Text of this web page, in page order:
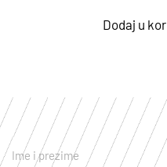
Dodaj u